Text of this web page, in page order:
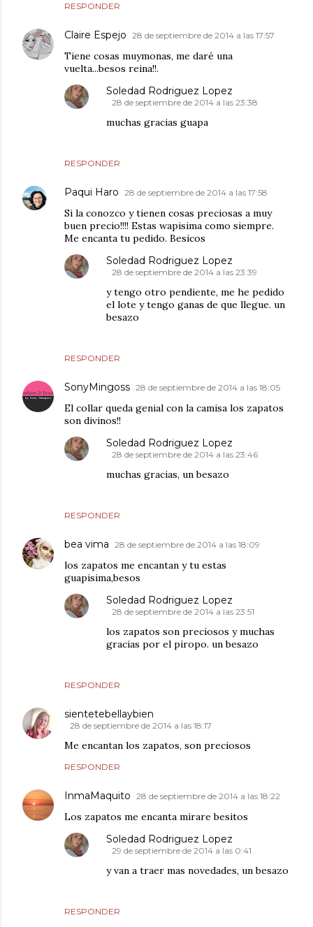
RESPONDER
Claire Espejo 28 de septiembre de 2014 a las 17:57
Tiene cosas muymonas, me daré una
vuelta...besos reina!!.
RESPONDER
Soledad Rodriguez Lopez
28 de septiembre de 2014 a las 23:38
muchas gracias guapa
Paqui Haro 28 de septiembre de 2014 a las 17:58
Si la conozco y tienen cosas preciosas a muy
buen precio!!!! Estas wapisima como siempre.
Me encanta tu pedido. Besicos
RESPONDER
Soledad Rodriguez Lopez
28 de septiembre de 2014 a las 23:39
y tengo otro pendiente, me he pedido
el lote y tengo ganas de que llegue. un
besazo
SonyMingoss 28 de septiembre de 2014 a las 18:05
El collar queda genial con la camisa los zapatos
son divinos!!
RESPONDER
Soledad Rodriguez Lopez
28 de septiembre de 2014 a las 23:46
muchas gracias, un besazo
bea vima 28 de septiembre de 2014 a las 18:09
los zapatos me encantan y tu estas
guapisima,besos
RESPONDER
Soledad Rodriguez Lopez
28 de septiembre de 2014 a las 23:51
los zapatos son preciosos y muchas
gracias por el piropo. un besazo
sientetebellaybien
28 de septiembre de 2014 a las 18:17
Me encantan los zapatos, son preciosos
RESPONDER
InmaMaquito 28 de septiembre de 2014 a las 18:22
Los zapatos me encanta mirare besitos
RESPONDER
Soledad Rodriguez Lopez
29 de septiembre de 2014 a las 0:41
y van a traer mas novedades, un besazo